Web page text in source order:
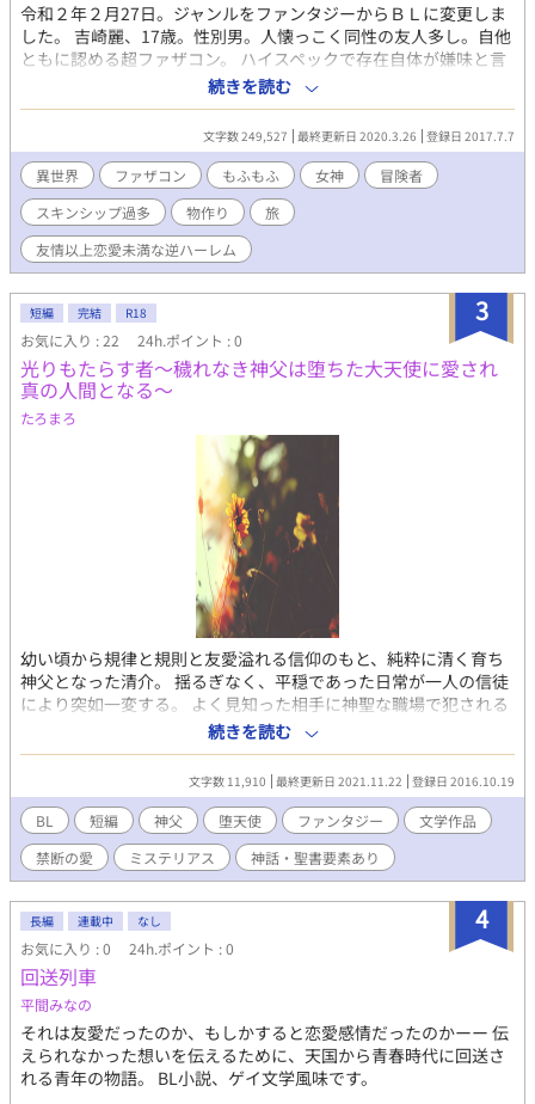
令和２年２月27日。ジャンルをファンタジーからＢＬに変更しま
した。 吉崎麗、17歳。性別男。人懐っこく同性の友人多し。自他
ともに認める超ファザコン。 ハイスペックで存在自体が嫌味と言
われることもある俺ですが、本日、実の母親に刺殺されました。
女神様に誘われて、大好きな父さんと来世でも親子になるため
に、異世界に旅立ちます。 容姿端麗、頭脳明晰、スポーツ万能、
常に友人に囲まれ、周囲に愛され、すべてにおいて恵まれている
ように見えた麗が、唯一持ち合わせていなかったのは母親の愛
情。 生前から麗に目をつけていた異世界の女神は、麗に異世界で
の生き直しを提案する。 これは後に、『大物食い』や『傾国』な
どの二つ名で呼ばれることになる冒険者レイの話。 いつか生まれ
変わる日のために、仲間を増やして異世界改革をしていきます。
人公にはたくさんのパートナーができる予定ですが、恋愛要素は
薄めです。 嫉妬深い母親に殺されたトラウマがあるので、あまり
恋愛に積極的ではありません。どちらかというと、恋愛よりは友
愛や仲間愛といった感じでくっつきそうです。 主人公はもともと
同性愛者ではないので、普通に可愛い女の子も好きですが、恋愛
には発展しません。
続きを読む
文字数 249,527 最終更新日 2020.3.26 登録日 2017.7.7
異世界 ファザコン もふもふ 女神
冒険者
スキンシップ過多
物作り
旅
友情以上恋愛未満な逆ハーレム
3
短編 完結 R18
お気に入り : 22 24h.ポイント : 0
光りもたらす者～穢れなき神父は堕ちた大天使に愛され
真の人間となる～
たろまろ
幼い頃から規律と規則と友愛溢れる信仰のもと、純粋に清く育ち
神父となった清介。 揺るぎなく、平穏であった日常が一人の信徒
により突如一変する。 よく見知った相手に神聖な職場で犯される
神父。 初めての穢れ。初めての向けられる熱く激しい欲望。 迫り
くる快楽の中、神父が見たものは黒い翼をもつ最も美しき天使だ
った。 凄まじい存在感を放ちながらも、どこか儚げな天使。 綺麗
で平穏な世界で生きてきた神父は激情の中で熱烈に貪られ、愛さ
れ求められる喜びを知り自我を知る。 神父は意思を持った人間と
なる。 短編
続きを読む
文字数 11,910 最終更新日 2021.11.22 登録日 2016.10.19
BL 短編 神父 堕天使 ファンタジー
文学作品
禁断の愛
ミステリアス 神話・聖書要素あり
4
長編 連載中 なし
お気に入り : 0 24h.ポイント : 0
回送列車
平間みなの
それは友愛だったのか、もしかすると恋愛感情だったのかーー 伝
えられなかった想いを伝えるために、天国から青春時代に回送さ
れる青年の物語。 BL小説、ゲイ文学風味です。